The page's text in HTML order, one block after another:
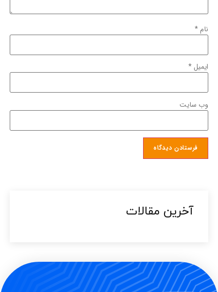
*
ایمیل*
وب‌ سایت
آخرین مقالات​